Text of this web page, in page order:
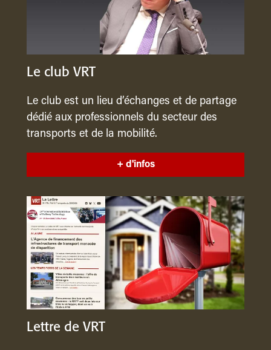
Le club VRT
Le club est un lieu d’échanges et de partage
dédié aux professionnels du secteur des
transports et de la mobilité.
+ d'infos
Lettre de VRT